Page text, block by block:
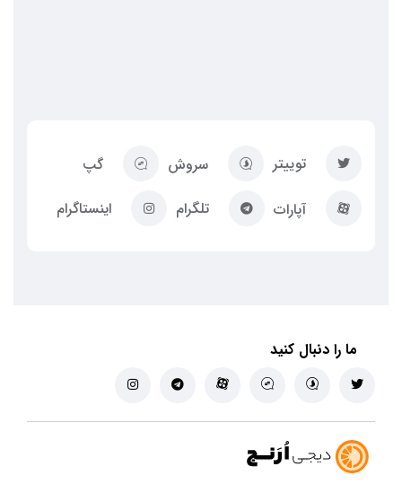
توییتر سروش
گپ
آپارات
تلگرام اینستاگرام
ما را دنبال کنید